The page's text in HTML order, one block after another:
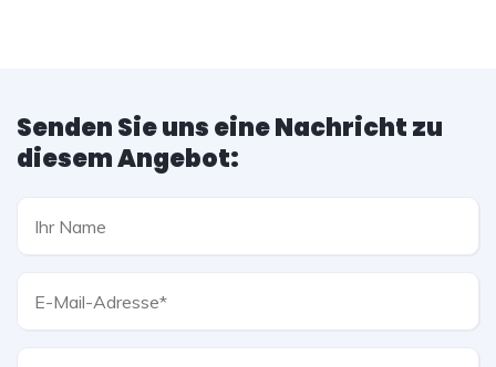
Senden Sie uns eine Nachricht zu
diesem Angebot: